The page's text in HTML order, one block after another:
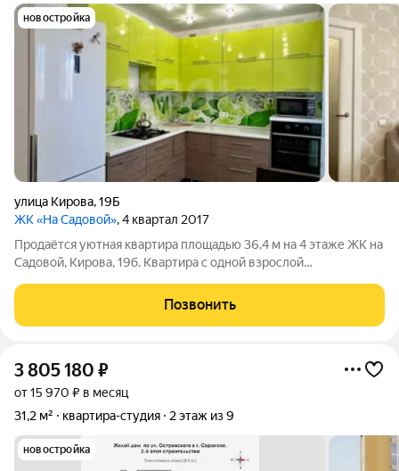
новостройка
улица Кирова,19Б
ЖК «На Садовой», 4 квартал 2017
Продаётся уютная квартира площадью 36,4 м на 4 этаже ЖК на
Садовой, Кирова, 19б. Квартира с одной взрослой
и техника остаются. Площадь кухни 10,9 м. В квартире
линолеум, обои на стенах,
Позвонить
3 805 180 ₽
от 15 970 ₽ в месяц
31,2 м²
квартира-студия 2 этаж из 9
новостройка